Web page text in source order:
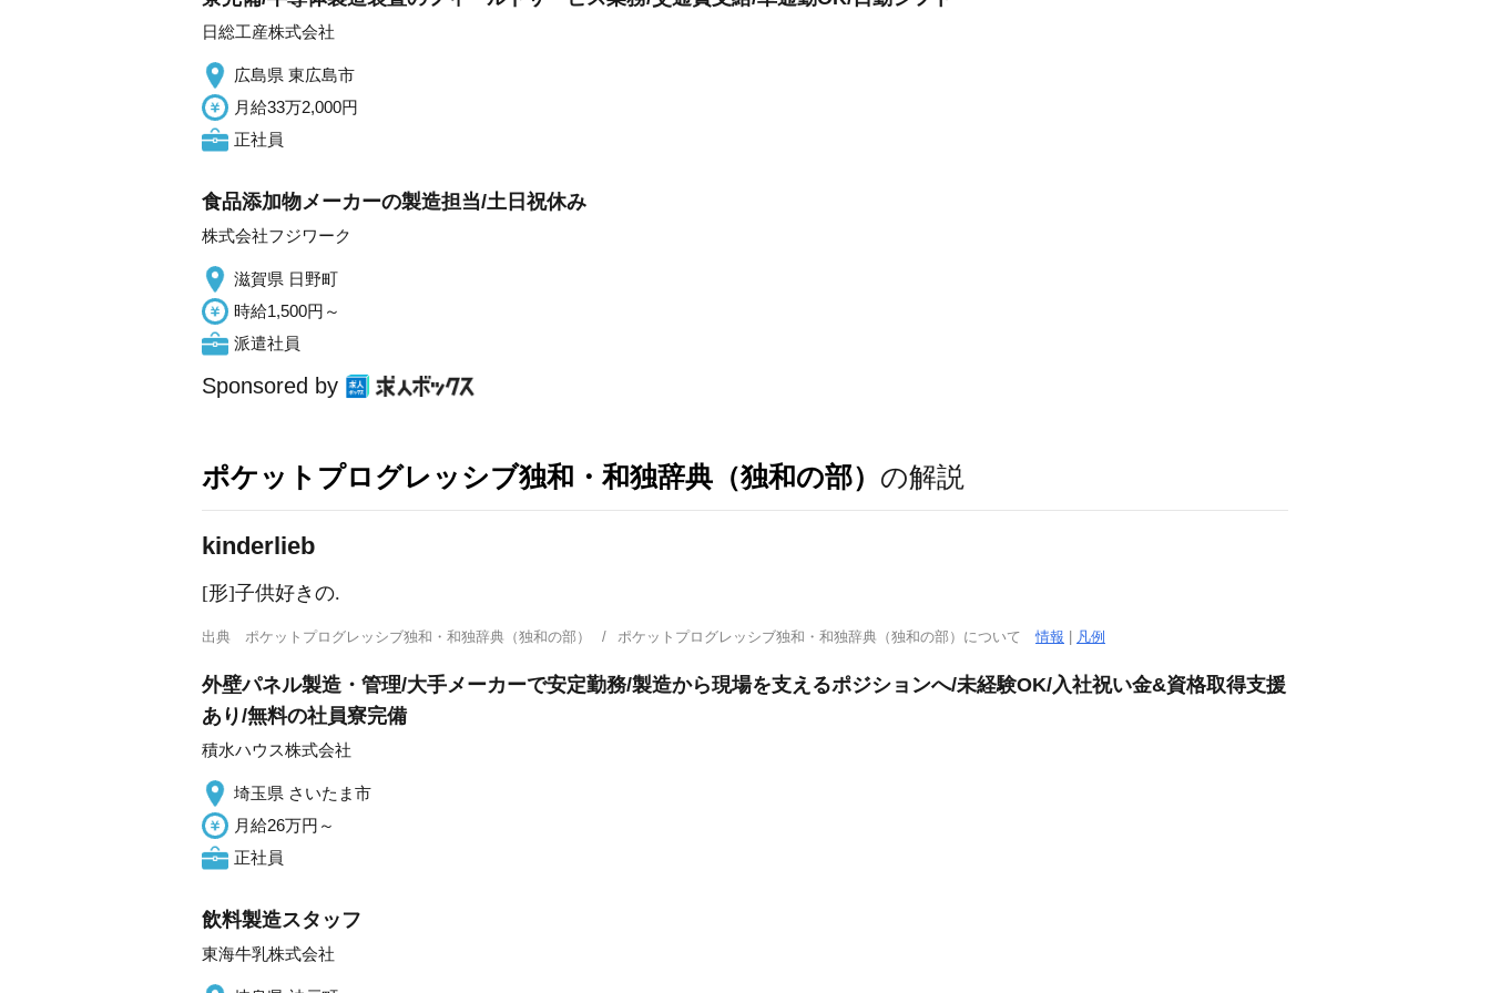
日総工産株式会社
広島県 東広島市
月給33万2,000円
正社員
食品添加物メーカーの製造担当/土日祝休み
株式会社フジワーク
滋賀県 日野町
時給1,500円～
派遣社員
Sponsored by
ポケットプログレッシブ独和・和独辞典（独和の部） の解説
kinderlieb
[形]子供好きの.
出典 ポケットプログレッシブ独和・和独辞典（独和の部） ポケットプログレッシブ独和・和独辞典（独和の部）について情報 | 凡例
外壁パネル製造・管理/大手メーカーで安定勤務/製造から現場を支えるポジションへ/未経験OK/入社祝い金&資格取得支援
あり/無料の社員寮完備
積水ハウス株式会社
埼玉県 さいたま市
月給26万円～
正社員
飲料製造スタッフ
東海牛乳株式会社